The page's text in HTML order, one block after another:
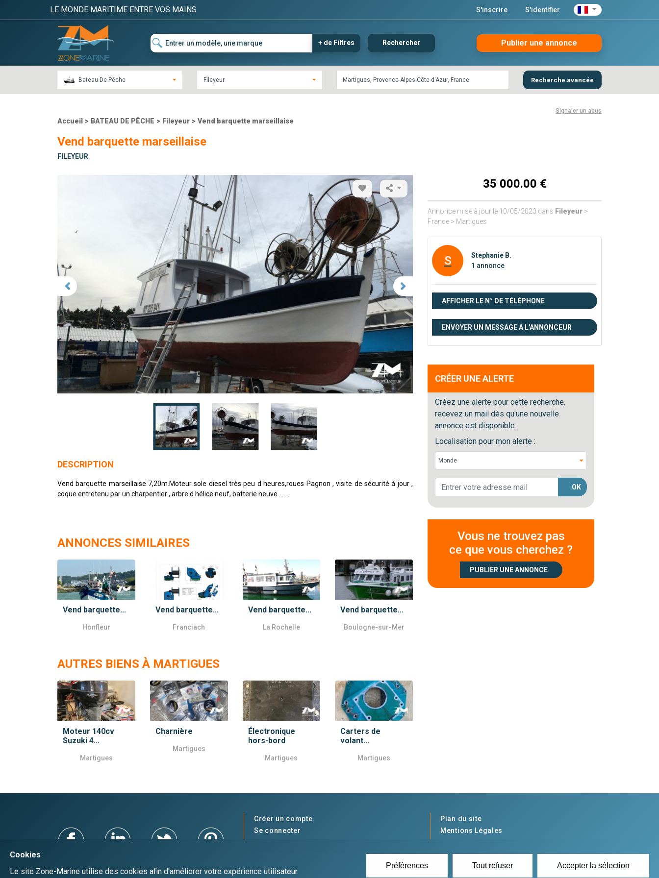
LE MONDE MARITIME ENTRE VOS MAINS S'inscrire S'identifier
+ de Filtres Rechercher Publier une annonce
Bateau De Pêche Fileyeur Recherche avancée
Signaler un abus
Accueil > BATEAU DE PÊCHE > Fileyeur > Vend barquette marseillaise
Vend barquette marseillaise
FILEYEUR
DESCRIPTION
Vend barquette marseillaise 7,20m.Moteur sole diesel très peu d heures,roues Pagnon , visite de sécurité à jour ,
coque entretenu par un charpentier , arbre d hélice neuf, batterie neuve …….
ANNONCES SIMILAIRES
Vend barquette...
Honfleur
Vend barquette...
Franciach
Vend barquette...
La Rochelle
Vend barquette...
Boulogne-sur-Mer
AUTRES BIENS À MARTIGUES
Moteur 140cv
Suzuki 4...
Martigues
Charnière
Martigues
Électronique
hors-bord
Martigues
Carters de
volant...
Martigues
35 000.00 €
Annonce mise à jour le 10/05/2023 dans Fileyeur >
France > Martigues
S
Stephanie B.
1 annonce
AFFICHER LE N° DE TÉLÉPHONE
ENVOYER UN MESSAGE A L'ANNONCEUR
CRÉER UNE ALERTE
Créez une alerte pour cette recherche,
recevez un mail dès qu'une nouvelle
annonce est disponible.
Localisation pour mon alerte :
OK
Vous ne trouvez pas
ce que vous cherchez ?
PUBLIER UNE ANNONCE
Créer un compte
Se connecter
Déposer une annonce gratuitement
Plan du site
Mentions Légales
Contact